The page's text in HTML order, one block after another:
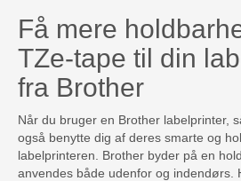
Få mere
TZe-tape til din
fra Brother
Når du bruger en Brother labelprinter,
også benytte dig af deres smarte og
labelprinteren. Brother byder på en
anvendes både udenfor og indendørs.